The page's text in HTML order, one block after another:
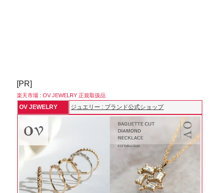
[PR]
楽天市場 : OV JEWELRY 正規取扱品
OV JEWELRY ジュエリー : ブランド公式ショップ